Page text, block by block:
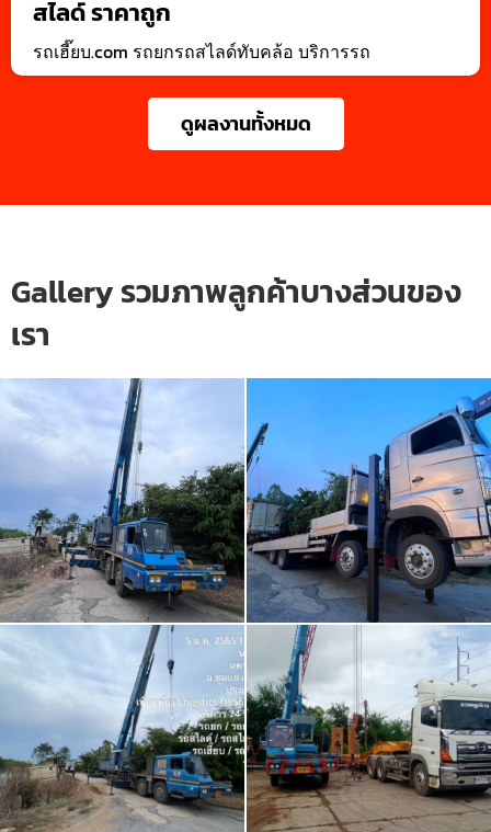
สไลด์ ราคาถูก
รถเฮี๊ยบ.com รถยกรถสไลด์ทับคล้อ บริการรถ
ดูผลงานทั้งหมด
Gallery รวมภาพลูกค้าบางส่วนของ
เรา